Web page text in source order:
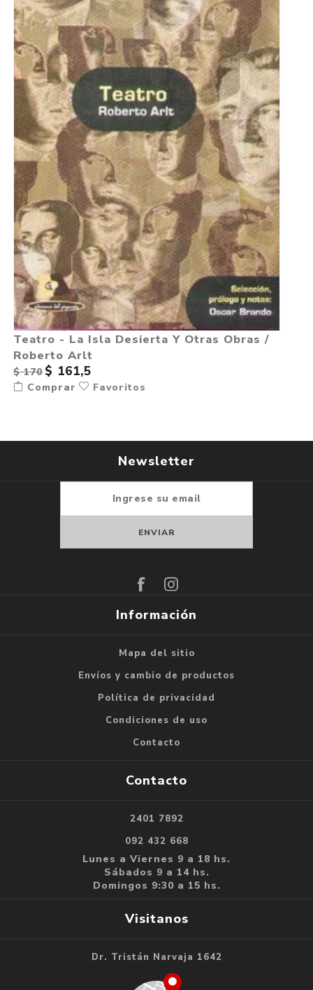
Teatro - La Isla Desierta Y Otras Obras /
Roberto Arlt
$ 170 $ 161,5
Comprar Favoritos
Newsletter
Información
Mapa del sitio
Envíos y cambio de productos
Política de privacidad
Condiciones de uso
Contacto
Contacto
2401 7892
092 432 668
Lunes a Viernes 9 a 18 hs.
Sábados 9 a 14 hs.
Domingos 9:30 a 15 hs.
Visitanos
Dr. Tristán Narvaja 1642